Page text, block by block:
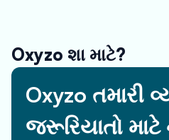
Oxyzo શા માટે?
Oxyzo તમારી
જરૂરિયાતો માટે